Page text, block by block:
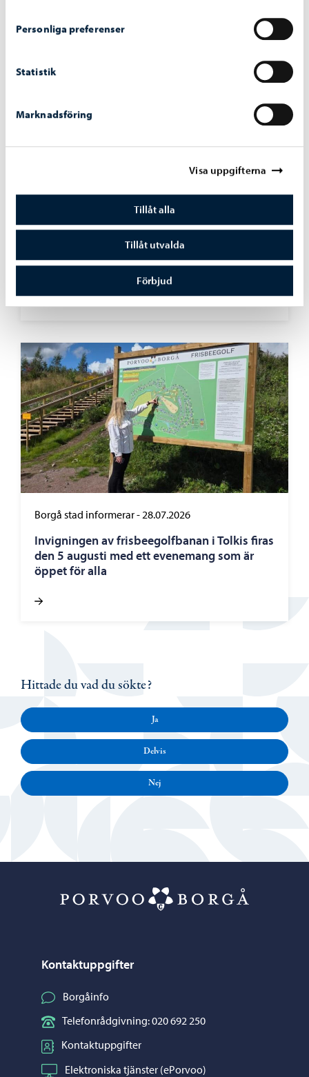
Personliga preferenser
Statistik
Marknadsföring
Visa uppgifterna
Tillåt alla
Tillåt utvalda
Förbjud
Trafik och gator-03.08.2026
torg och vid åstranden
Borgå stad informerar-28.07.2026
Invigningen av frisbeegolfbanan i Tolkis firas
den 5 augusti med ett evenemang som är
öppet för alla
Hittade du vad du sökte?
Ja
Delvis
Nej
Kontaktuppgifter
Borgåinfo
Telefonrådgivning: 020 692 250
Kontaktuppgifter
Elektroniska tjänster (ePorvoo)